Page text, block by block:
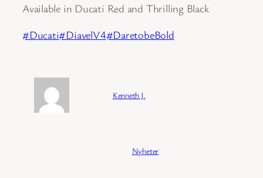
Available in Ducati Red and Thrilling Black
#Ducati#DiavelV4#DaretobeBold
Kenneth J.
Nyheter